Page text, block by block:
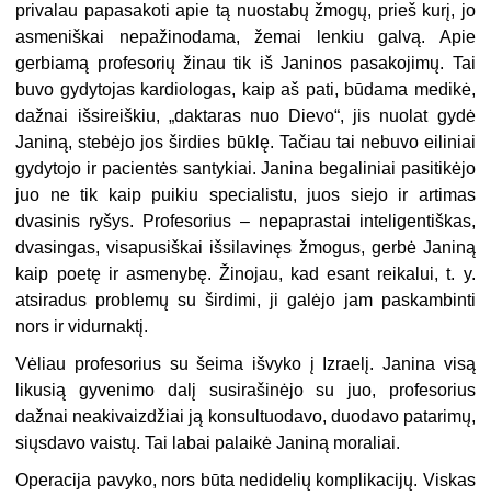
privalau papasakoti apie tą nuostabų žmogų, prieš kurį, jo
asmeniškai nepažinodama, žemai lenkiu galvą. Apie
gerbiamą profesorių žinau tik iš Janinos pasakojimų. Tai
buvo gydytojas kardiologas, kaip aš pati, būdama medikė,
dažnai išsireiškiu, „daktaras nuo Dievo“, jis nuolat gydė
Janiną, stebėjo jos širdies būklę. Tačiau tai nebuvo eiliniai
gydytojo ir pacientės santykiai. Janina begaliniai pasitikėjo
juo ne tik kaip puikiu specialistu, juos siejo ir artimas
dvasinis ryšys. Profesorius – nepaprastai inteligentiškas,
dvasingas, visapusiškai išsilavinęs žmogus, gerbė Janiną
kaip poetę ir asmenybę. Žinojau, kad esant reikalui, t. y.
atsiradus problemų su širdimi, ji galėjo jam paskambinti
nors ir vidurnaktį.
Vėliau profesorius su šeima išvyko į Izraelį. Janina visą
likusią gyvenimo dalį susirašinėjo su juo, profesorius
dažnai neakivaizdžiai ją konsultuodavo, duodavo patarimų,
siųsdavo vaistų. Tai labai palaikė Janiną moraliai.
Operacija pavyko, nors būta nedidelių komplikacijų. Viskas